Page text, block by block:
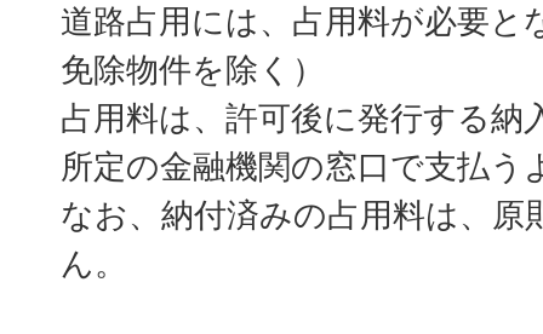
道路占用には、占用料が必要と
免除物件を除く）
占用料は、許可後に発行する納
所定の金融機関の窓口で支払う
なお、納付済みの占用料は、原
ん。